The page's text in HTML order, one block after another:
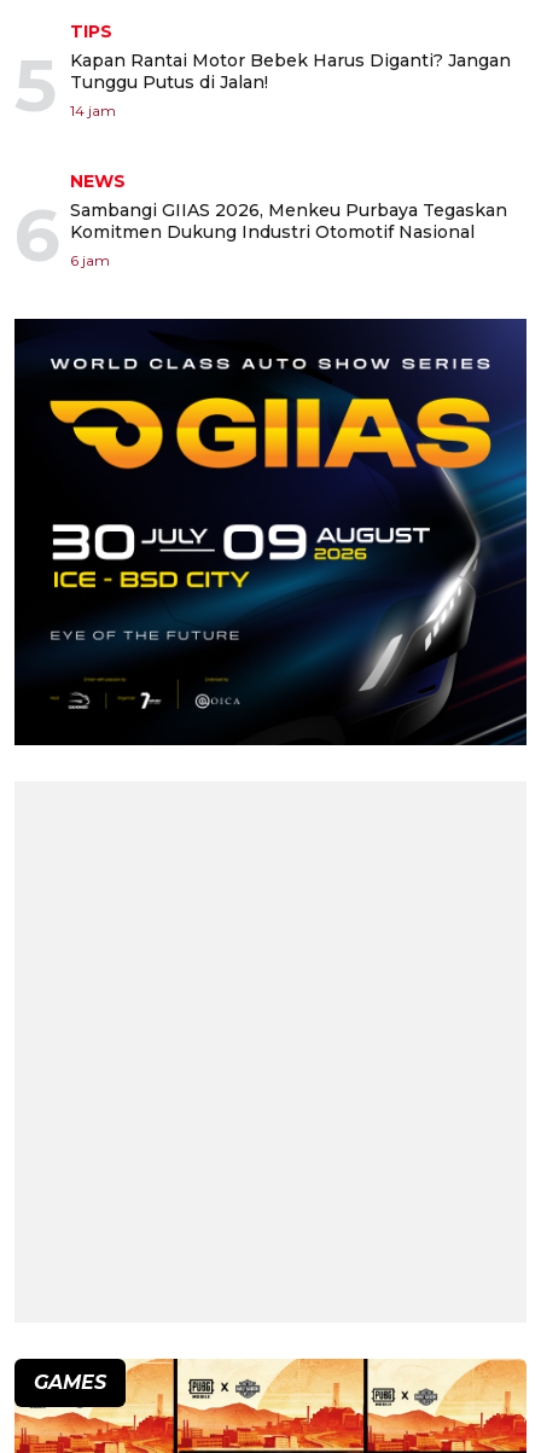
5
TIPS
Kapan Rantai Motor Bebek Harus Diganti? Jangan
Tunggu Putus di Jalan!
14 jam
6
NEWS
Sambangi GIIAS 2026, Menkeu Purbaya Tegaskan
Komitmen Dukung Industri Otomotif Nasional
6 jam
GAMES